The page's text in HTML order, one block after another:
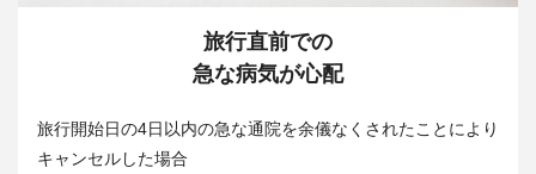
旅行直前での
急な病気が心配
旅行開始日の4日以内の急な通院を余儀なくされたことにより
キャンセルした場合